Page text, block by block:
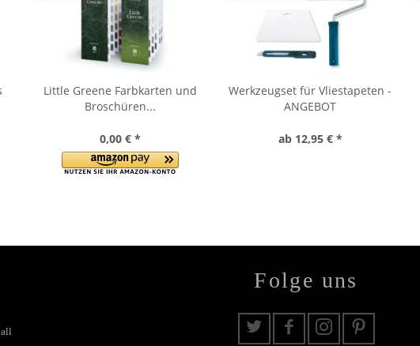
Little Greene Farbkarten und
Broschüren...
0,00 € *
Werkzeugset für Vliestapeten -
ANGEBOT
ab 12,95 € *
Folge uns